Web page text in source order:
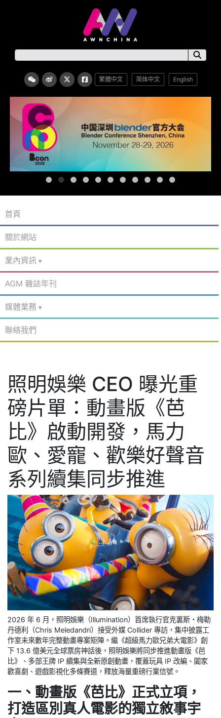
繁體中文 简体中文 English
首頁
關於網站
業內資訊
AGM 雜誌年刊
媒體業務
聯絡我們
照明娛樂 CEO 曝光重
磅片單：動畫版《芭
比》啟動開發，馬力
歐、愛寵、歡樂好聲音
系列續集同步推進
2026 年 6 月，照明娛樂（Illumination）首席執行官克裏斯・梅勒
丹德利（Chris Meledandri）接受外媒 Collider 專訪，集中披露工
作室未來數年完整動畫專案矩陣。繼《超級馬力歐兄弟大電影》創
下 13.6 億美元全球票房神話後，照明娛樂將同步推進動畫版《芭
比》、多部王牌 IP 續集與全新原創動畫，覆蓋玩具 IP 改編、闔家
歡喜劇、遊戲影視化多條賽道，釋放海量重磅行業信號。
一、動畫版《芭比》正式立項，
打造區別真人電影的獨立敘事宇